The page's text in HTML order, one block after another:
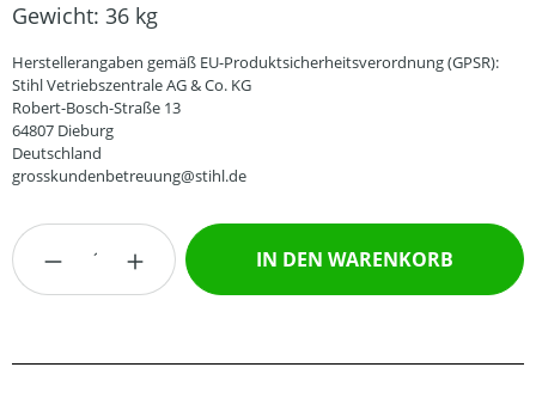
Gewicht: 36 kg
Herstellerangaben gemäß EU-Produktsicherheitsverordnung (GPSR):
Stihl Vetriebszentrale AG & Co. KG
Robert-Bosch-Straße 13
64807 Dieburg
Deutschland
grosskundenbetreuung@stihl.de
Produkt Anzahl: Gib den gewünschten
IN DEN WARENKORB